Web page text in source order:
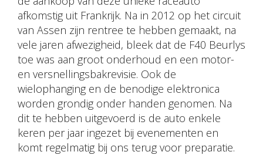
afkomstig uit Frankrijk. Na in 2012 op het circuit
van Assen zijn rentree te hebben gemaakt, na
vele jaren afwezigheid, bleek dat de F40 Beurlys
toe was aan groot onderhoud en een motor-
en versnellingsbakrevisie. Ook de
wielophanging en de benodige elektronica
worden grondig onder handen genomen. Na
dit te hebben uitgevoerd is de auto enkele
keren per jaar ingezet bij evenementen en
komt regelmatig bij ons terug voor preparatie.